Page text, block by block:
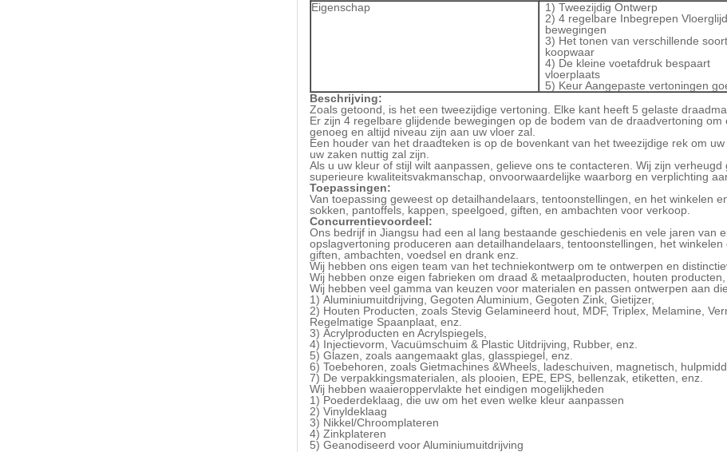
Eigenschap 1)Tweezijdig Ontwerp
2)4 regelbare Inbegrepen
bewegingen
3) Het tonen van verschillende
koopwaar
4) De kleine voetafdruk bespaart
vloerplaats
5) Keur Aangepaste vertoningen
Beschrijving:
Zoals getoond, is het een tweezijdige vertoning. Elke kant heeft 5 gelaste
Er zijn 4 regelbare glijdende bewegingen op de bodem van de draadvertoning
genoeg en altijd niveau zijn aan uw vloer zal.
Een houder van het draadteken is op de bovenkant van het tweezijdige rek om
uw zaken nuttig zal zijn.
Als u uw kleur of stijl wilt aanpassen, gelieve ons te contacteren. Wij zijn
superieure kwaliteitsvakmanschap, onvoorwaardelijke waarborg en verplichting
Toepassingen:
Van toepassing geweest op detailhandelaars, tentoonstellingen, en het winkelen
sokken, pantoffels, kappen, speelgoed, giften, en ambachten voor verkoop.
Concurrentievoordeel:
Ons bedrijf in Jiangsu had een al lang bestaande geschiedenis en vele jaren van
opslagvertoning produceren aan detailhandelaars, tentoonstellingen, het
giften, ambachten, voedsel en drank enz.
Wij hebben ons eigen team van het techniekontwerp om te ontwerpen en
Wij hebben onze eigen fabrieken om draad & metaalproducten, houten
Wij hebben veel gamma van keuzen voor materialen en passen ontwerpen aan
1) Aluminiumuitdrijving, Gegoten Aluminium, Gegoten Zink, Gietijzer,
2) Houten Producten, zoals Stevig Gelamineerd hout, MDF, Triplex, Melamine,
Regelmatige Spaanplaat, enz.
3) Acrylproducten en Acrylspiegels,
4) Injectievorm, Vacuümschuim & Plastic Uitdrijving, Rubber, enz.
5) Glazen, zoals aangemaakt glas, glasspiegel, enz.
6) Toebehoren, zoals Gietmachines &Wheels, ladeschuiven, magnetisch,
7) De verpakkingsmaterialen, als plooien, EPE, EPS, bellenzak, etiketten, enz.
Wij hebben waaieroppervlakte het eindigen mogelijkheden
1) Poederdeklaag, die uw om het even welke kleur aanpassen
2) Vinyldeklaag
3) Nikkel/Chroomplateren
4) Zinkplateren
5) Geanodiseerd voor Aluminiumuitdrijving